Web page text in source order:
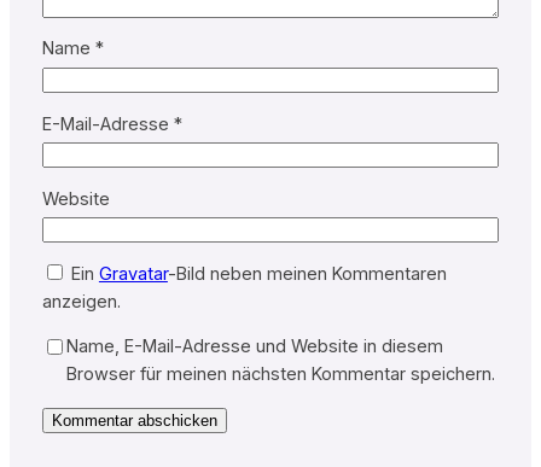
Name *
E-Mail-Adresse *
Website
Ein Gravatar-Bild neben meinen Kommentaren
anzeigen.
Name, E-Mail-Adresse und Website in diesem
Browser für meinen nächsten Kommentar speichern.